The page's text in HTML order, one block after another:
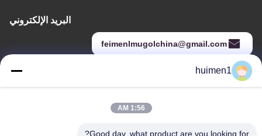
البريد الإلكتروني
feimenlmugolchina@gmail.com
عنواننا
huimen1
1:56 AM
Good day, what product are you looking for?